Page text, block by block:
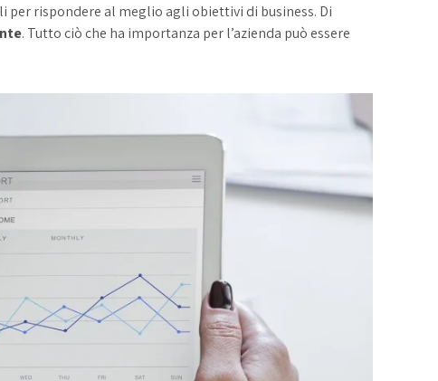
per rispondere al meglio agli obiettivi di business. Di
. Tutto ciò che ha importanza per l’azienda può essere